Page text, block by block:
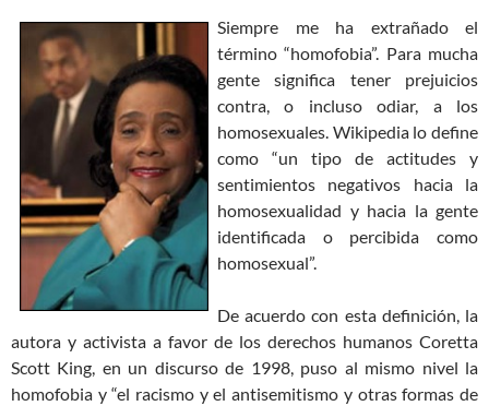
Siempre me ha extrañado el
término “homofobia”. Para mucha
gente significa tener prejuicios
contra, o incluso odiar, a los
homosexuales. Wikipedia lo define
como “un tipo de actitudes y
sentimientos negativos hacia la
homosexualidad y hacia la gente
identificada o percibida como
homosexual”.
De acuerdo con esta definición, la
autora y activista a favor de los derechos humanos Coretta
Scott King, en un discurso de 1998, puso al mismo nivel la
homofobia y “el racismo y el antisemitismo y otras formas de